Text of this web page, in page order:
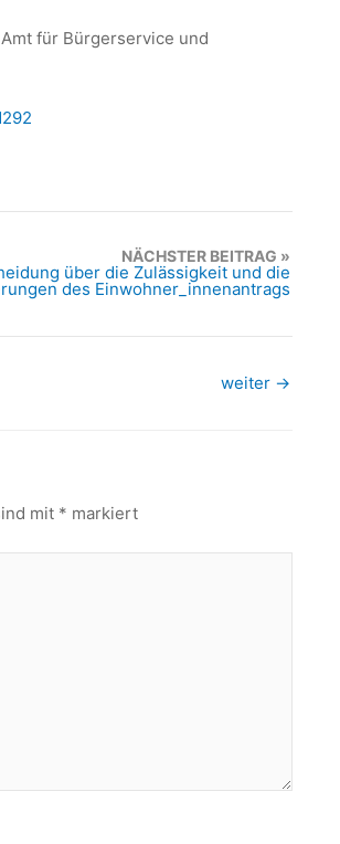
für Bürgerservice und
NÄCHSTER BEITRAG
über die Zulässigkeit und die
des Einwohner_innenantrags
weiter →
mit * markiert